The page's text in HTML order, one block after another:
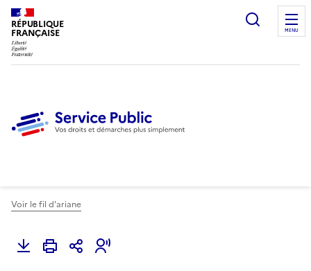
RÉPUBLIQUE
FRANÇAISE
Ouvrir
MENU
Voir le fil d'ariane